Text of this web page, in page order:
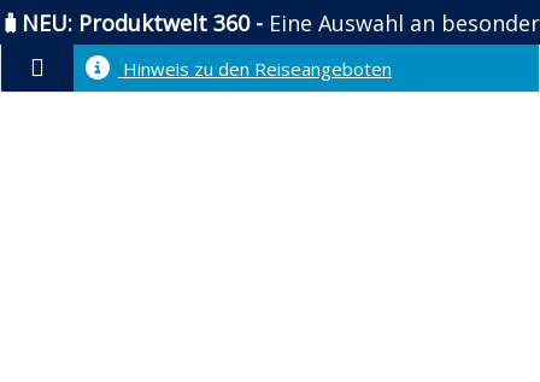
🧳NEU: Produktwelt 360 - Eine Auswahl an
Zum
Inhalt
Hinweis zu den Reiseangeboten